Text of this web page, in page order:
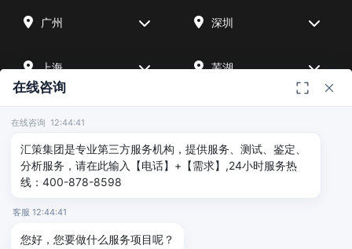
广州 深圳
上海 芜湖
北京 武汉
友情链接
广州海沣检测 汇策可靠性检测
在线咨询
在线咨询 12:44:41
汇策集团是专业第三方服务机构，提供服务、测试、鉴定、
分析服务，请在此输入【电话】+【需求】,24小时服务热
线：400-878-8598
客服 12:44:41
您好，您要做什么服务项目呢？